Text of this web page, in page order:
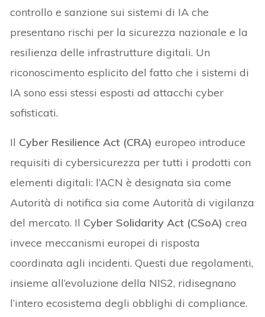
controllo e sanzione sui sistemi di IA che
presentano rischi per la sicurezza nazionale e la
resilienza delle infrastrutture digitali. Un
riconoscimento esplicito del fatto che i sistemi di
IA sono essi stessi esposti ad attacchi cyber
sofisticati.
Il Cyber Resilience Act (CRA) europeo introduce
requisiti di cybersicurezza per tutti i prodotti con
elementi digitali: l’ACN è designata sia come
Autorità di notifica sia come Autorità di vigilanza
del mercato. Il Cyber Solidarity Act (CSoA) crea
invece meccanismi europei di risposta
coordinata agli incidenti. Questi due regolamenti,
insieme all’evoluzione della NIS2, ridisegnano
l’intero ecosistema degli obblighi di compliance.